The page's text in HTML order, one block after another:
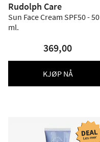
Rudolph Care
Sun Face Cream SPF50 - 50
ml.
369,00
KJØP NÅ